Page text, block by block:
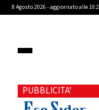
8 Agosto 2026 - aggiornato alle
PUBBLICITA'